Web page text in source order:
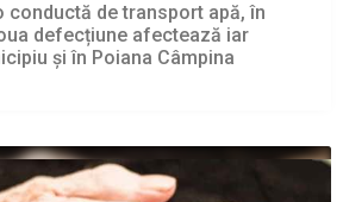
conductă de transport apă, în
defecțiune afectează iar
și în Poiana Câmpina